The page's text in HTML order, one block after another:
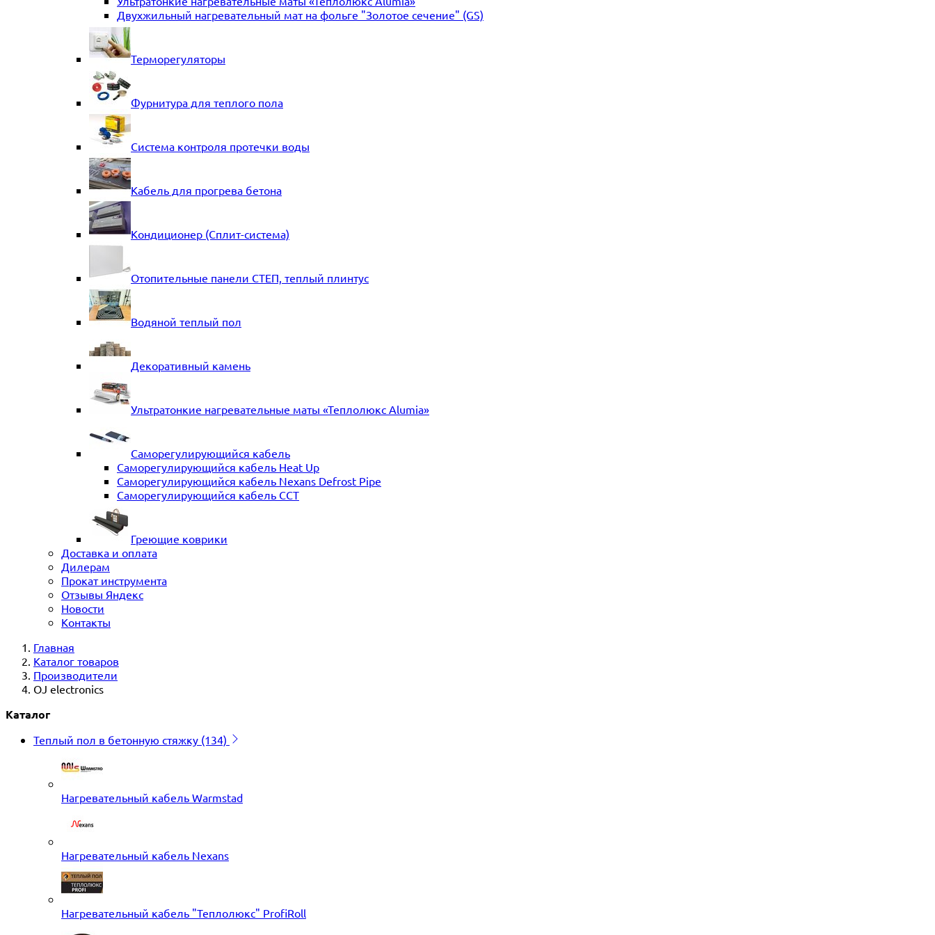
Двухжильный нагревательный мат на фольге "Золотое сечение" (GS)
Терморегуляторы
Фурнитура для теплого пола
Система контроля протечки воды
Кабель для прогрева бетона
Кондиционер (Сплит-система)
Отопительные панели СТЕП, теплый плинтус
Водяной теплый пол
Декоративный камень
Ультратонкие нагревательные маты «Теплолюкс Alumia»
Саморегулирующийся кабель
Саморегулирующийся кабель Heat Up
Саморегулирующийся кабель Nexans Defrost Pipe
Саморегулирующийся кабель ССТ
Греющие коврики
Доставка и оплата
Дилерам
Прокат инструмента
Отзывы Яндекс
Новости
Контакты
Главная
Каталог товаров
Производители
OJ electronics
Каталог
Теплый пол в бетонную стяжку (134)
Нагревательный кабель Warmstad
Нагревательный кабель Nexans
Нагревательный кабель "Теплолюкс" ProfiRoll